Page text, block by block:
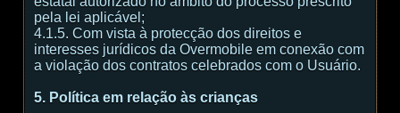
pela lei aplicável;
4.1.5. Com vista à protecção dos direitos e
interesses jurídicos da Overmobile em conexão com
a violação dos contratos celebrados com o Usuário.
5. Política em relação às crianças